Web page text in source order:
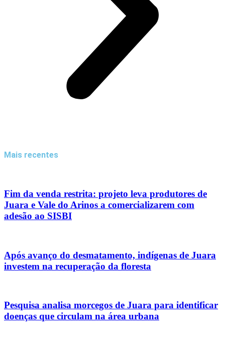
Mais recentes
Fim da venda restrita: projeto leva produtores de
Juara e Vale do Arinos a comercializarem com
adesão ao SISBI
Após avanço do desmatamento, indígenas de Juara
investem na recuperação da floresta
Pesquisa analisa morcegos de Juara para identificar
doenças que circulam na área urbana